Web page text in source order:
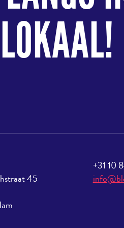
45
+31 10